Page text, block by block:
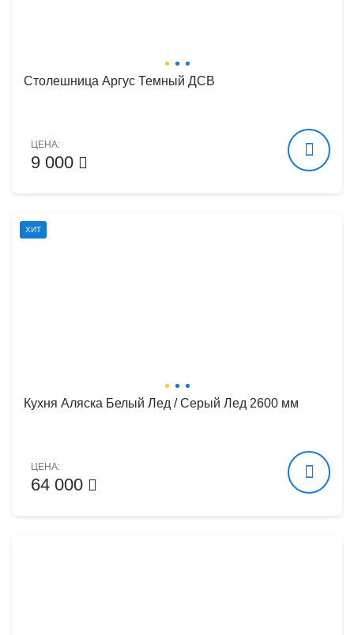
Столешница Аргус Темный ДСВ
ЦЕНА:
9 000
ХИТ
Кухня Аляска Белый Лед / Серый Лед 2600 мм
ЦЕНА:
64 000